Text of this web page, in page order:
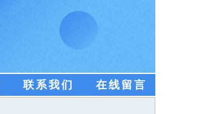
联系我们 在线留言